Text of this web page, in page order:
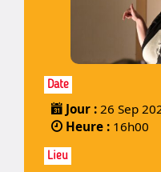
Date
Jour : 26 Sep
Heure : 16h00
Lieu